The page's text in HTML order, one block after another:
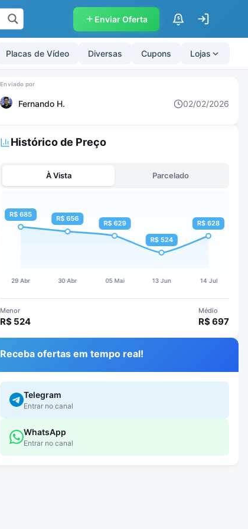
Enviar Oferta $
Placas de Vídeo Diversas Cupons Lojas
Fernando H. 02/02/2026
Histórico de Preço
À Vista Parcelado
Menor
R$ 524
Médio
R$ 697
Receba ofertas em tempo real!
Telegram
Entrar no canal
WhatsApp
Entrar no canal